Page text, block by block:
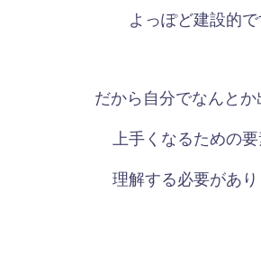
よっぽど建設的で
だから自分でなんとか
上手くなるための
理解する必要があ